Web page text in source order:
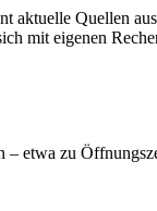
aktuelle Quellen
mit eigenen
etwa zu